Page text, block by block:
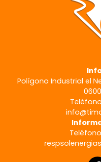
Polígono Industrial el